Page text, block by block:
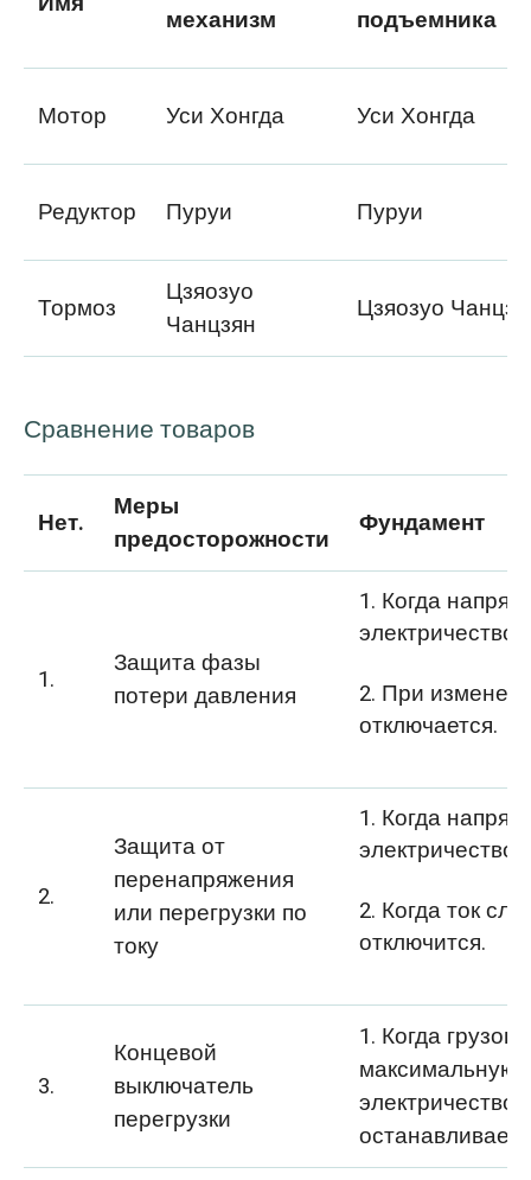
механизм
подъемника
Мотор Уси Хонгда Уси Хонгда
Редуктор Пуруи Пуруи
Тормоз
Цзяозуо
Чанцзян
Цзяозуо
Сравнение товаров
Нет.
Меры
предосторожности
Фундамент
1.
Защита фазы
потери давления
1. Когда
электричество
2. При
отключается.
2.
Защита от
перенапряжения
или перегрузки по
току
1. Когда
электричество
2. Когда ток
отключится.
3.
Концевой
выключатель
перегрузки
1. Когда
максимальную
электричество